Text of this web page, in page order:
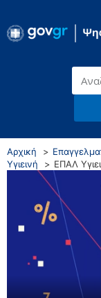
Αρχική
Υγιεινή
ΕΠΑΛ